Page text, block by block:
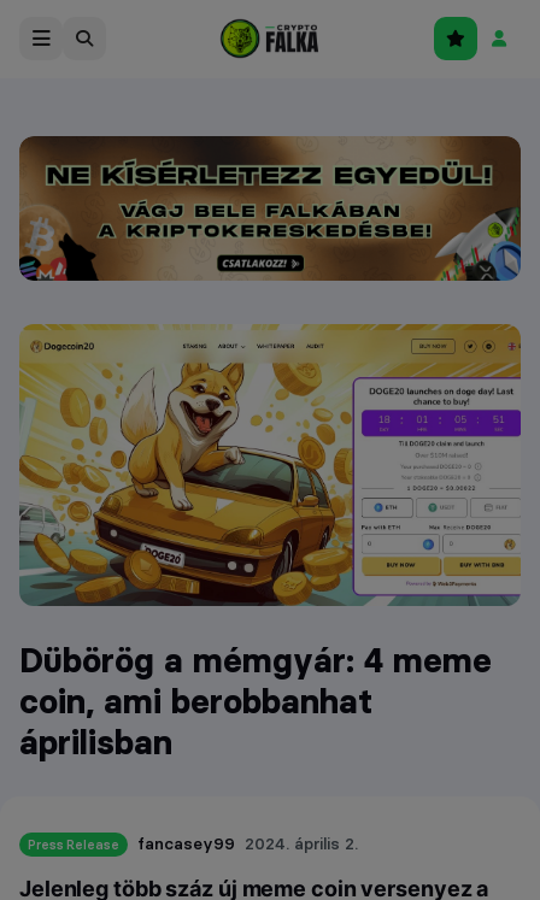
Dübörög a mémgyár: 4 meme
coin, ami berobbanhat
áprilisban
Press Release fancasey99 2024. április 2.
Jelenleg több száz új meme coin versenyez a